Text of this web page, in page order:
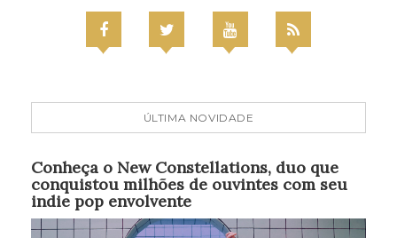
ÚLTIMA NOVIDADE
Conheça o New Constellations, duo que
conquistou milhões de ouvintes com seu
indie pop envolvente